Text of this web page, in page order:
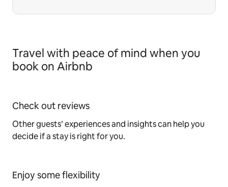
Travel with peace of mind when you
book on Airbnb
Check out reviews
Other guests’ experiences and insights can help you
decide if a stay is right for you.
Enjoy some flexibility